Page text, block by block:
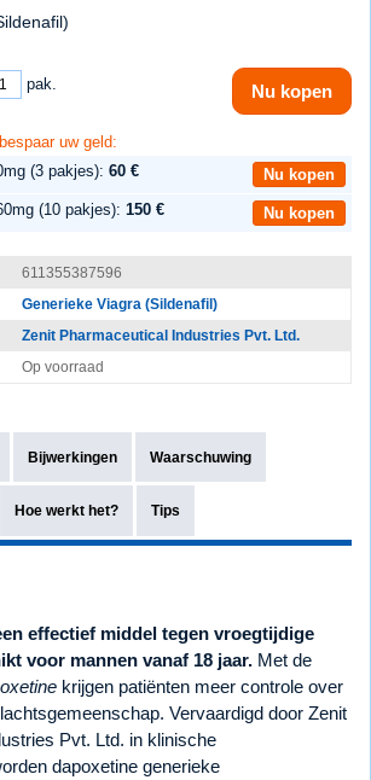
pak. Nu kopen
uw geld:
(3 pakjes): 60 €
Nu kopen
(10 pakjes): 150 € Nu kopen
611355387596
Generieke Viagra (Sildenafil)
Zenit Pharmaceutical Industries Pvt. Ltd.
Op voorraad
Bijwerkingen Waarschuwing
Hoe werkt het? Tips
effectief middel tegen vroegtijdige
voor mannen vanaf 18 jaar. Met de
krijgen patiënten meer controle over
Vervaardigd door Zenit
Pvt. Ltd. in klinische
dapoxetine generieke